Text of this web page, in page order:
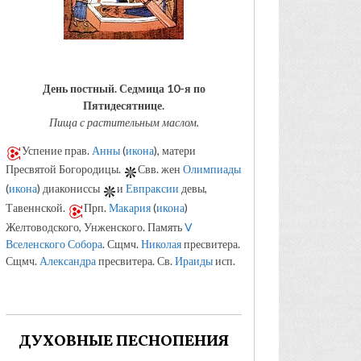
День постный.Седмица 10-я по
Пятидесятнице.
Пища с растительным маслом.
Успение прав. Анны(икона), матери
Пресвятой Богородицы.
Свв. жен Олимпиады
(икона) диакониссы и Евпраксии девы,
Тавеннской.
Прп.Макария(икона)
Желтоводского, Унженского. ПамятьV
Вселенского Собора. Сщмч.Николаяпресвитера.
Сщмч. Александрапресвитера. Св.Ираидыисп.
ДУХОВНЫЕ ПЕСНОПЕНИЯ